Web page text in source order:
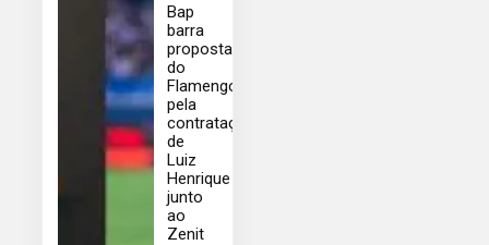
Bap
barra
proposta
do
Flamengo
pela
contratação
de
Luiz
Henrique
junto
ao
Zenit